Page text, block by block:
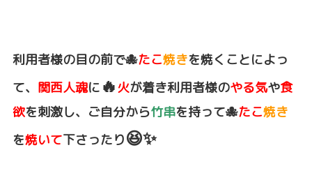
利用者様の目の前で🐙たこ焼きを焼くことによっ
て、 関西人魂に 🔥火が着き利用者様のやる気や食
欲を刺激し、ご自分から竹串を持って🐙たこ焼き
を焼いて下さったり😆✨